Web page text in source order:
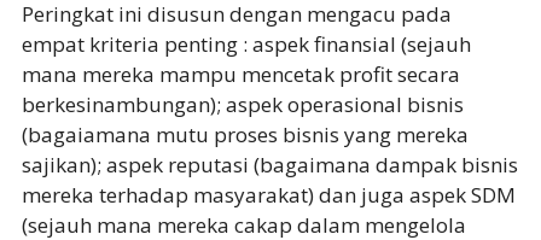
Peringkat ini disusun dengan mengacu pada
empat kriteria penting : aspek finansial (sejauh
mana mereka mampu mencetak profit secara
berkesinambungan); aspek operasional bisnis
(bagaiamana mutu proses bisnis yang mereka
sajikan); aspek reputasi (bagaimana dampak bisnis
mereka terhadap masyarakat) dan juga aspek SDM
(sejauh mana mereka cakap dalam mengelola